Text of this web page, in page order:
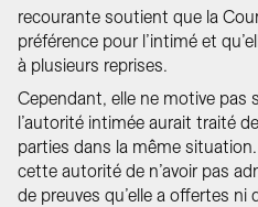
recourante soutient que la
préférence pour l’intimé et
à plusieurs reprises.
Cependant, elle ne motive pas
l’autorité intimée aurait traité
parties dans la même
cette autorité de n’avoir pas
de preuves qu’elle a offertes ni